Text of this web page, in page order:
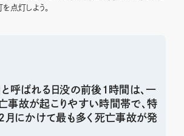
点灯しよう。
と呼ばれる日没の前後１時間は、一
事故が起こりやすい時間帯で、特
月にかけて最も多く死亡事故が発